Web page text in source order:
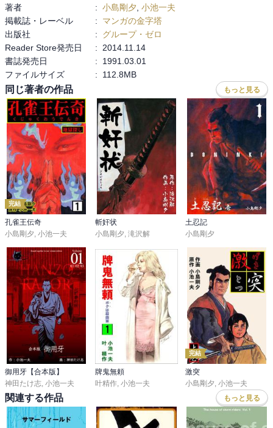
著者
: 小島剛夕 小池一夫
掲載誌・レーベル
:
マンガの金字塔
出版社
:
グループ・ゼロ
Reader Store発売日
:
2014.11.14
書誌発売日
:
1991.03.01
ファイルサイズ
: 112.8MB
同じ著者の作品 もっと見る
完結
孔雀王伝奇
小島剛夕, 小池一夫
斬奸状
小島剛夕, 滝沢解
土忍記
小島剛夕
御用牙【合本版】
神田たけ志 小池一夫
牌鬼無頼
叶精作 小池一夫
完結
激突
小島剛夕 小池一夫
関連する作品 もっと見る